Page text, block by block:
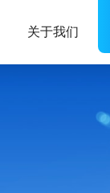
关于我们